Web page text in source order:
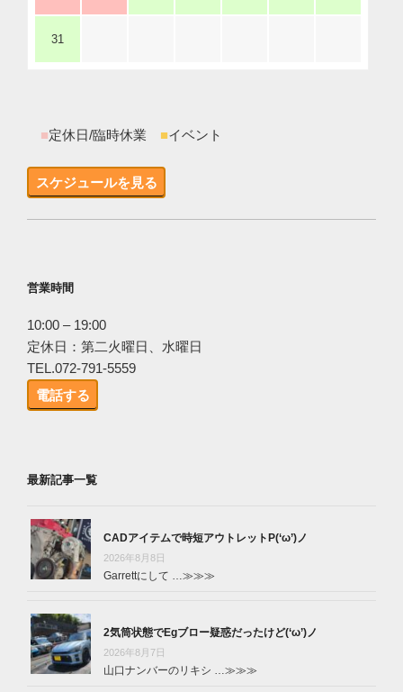
31
■定休日/臨時休業 ■イベント
スケジュールを見る
営業時間
10:00 – 19:00
定休日：第二火曜日、水曜日
TEL.072-791-5559
電話する
最新記事一覧
CADアイテムで時短アウトレットP(‘ω’)ノ
2026年8月8日
Garrettにして …≫≫≫
2気筒状態でEgブロー疑惑だったけど(‘ω’)ノ
2026年8月7日
山口ナンバーのリキシ …≫≫≫